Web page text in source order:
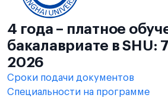
4 года – платное
бакалавриате в SHU:
2026
Сроки подачи документов
Специальности на программе